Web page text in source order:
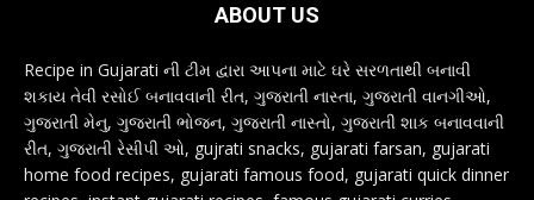
ABOUT US
Recipe in Gujarati ની ટીમ દ્વારા આપના માટે ઘરે સરળતાથી બનાવી
શકાય તેવી રસોઈ બનાવવાની રીત, ગુજરાતી નાસ્તા, ગુજરાતી વાનગીઓ,
ગુજરાતી મેનુ, ગુજરાતી ભોજન, ગુજરાતી નાસ્તો, ગુજરાતી શાક બનાવવાની
રીત, ગુજરાતી રેસીપી ઓ, gujrati snacks, gujarati farsan, gujarati
home food recipes, gujarati famous food, gujarati quick dinner